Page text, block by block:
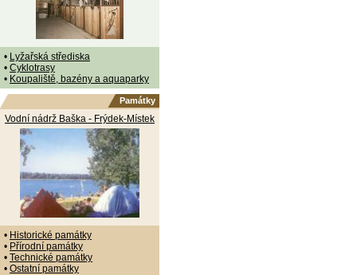
• Lyžařská střediska
• Cyklotrasy
• Koupaliště, bazény a aquaparky
Památky
Vodní nádrž Baška - Frýdek-Místek
• Historické památky
• Přírodní památky
• Technické památky
• Ostatní památky